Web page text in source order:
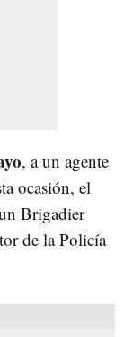
, a un agente
ocasión, el
Brigadier
de la Policía